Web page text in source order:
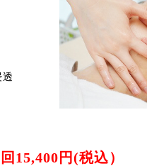
15,400円(税込）